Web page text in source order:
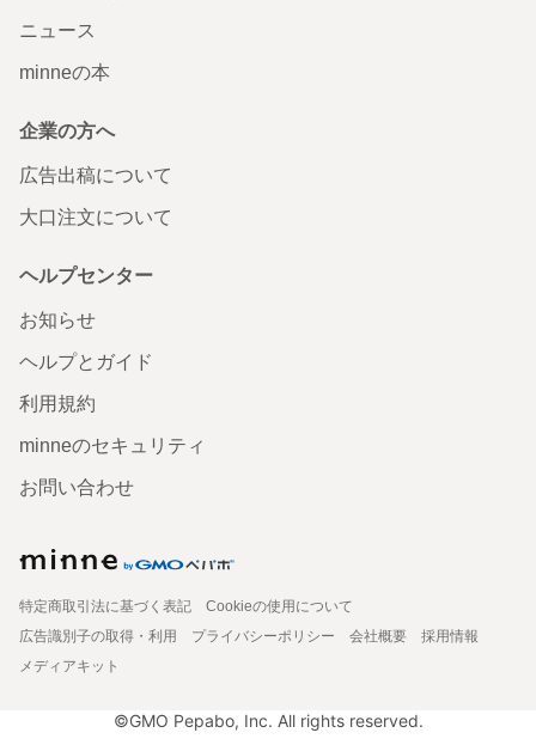
ニュース
minneの本
企業の方へ
広告出稿について
大口注文について
ヘルプセンター
お知らせ
ヘルプとガイド
利用規約
minneのセキュリティ
お問い合わせ
特定商取引法に基づく表記
Cookieの使用について
広告識別子の取得・利用
プライバシーポリシー 会社概要
採用情報
メディアキット
©GMO Pepabo, Inc. All rights reserved.